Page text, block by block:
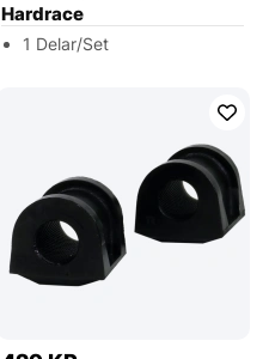
Hardrace
1 Delar/Set